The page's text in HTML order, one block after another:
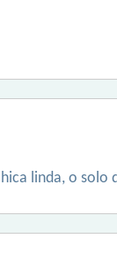
linda, o solo